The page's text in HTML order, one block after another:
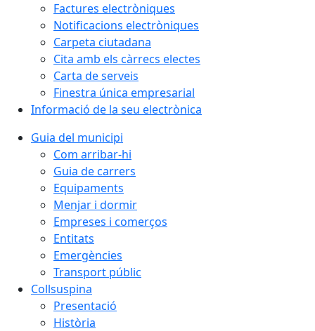
Factures electròniques
Notificacions electròniques
Carpeta ciutadana
Cita amb els càrrecs electes
Carta de serveis
Finestra única empresarial
Informació de la seu electrònica
Guia del municipi
Com arribar-hi
Guia de carrers
Equipaments
Menjar i dormir
Empreses i comerços
Entitats
Emergències
Transport públic
Collsuspina
Presentació
Història